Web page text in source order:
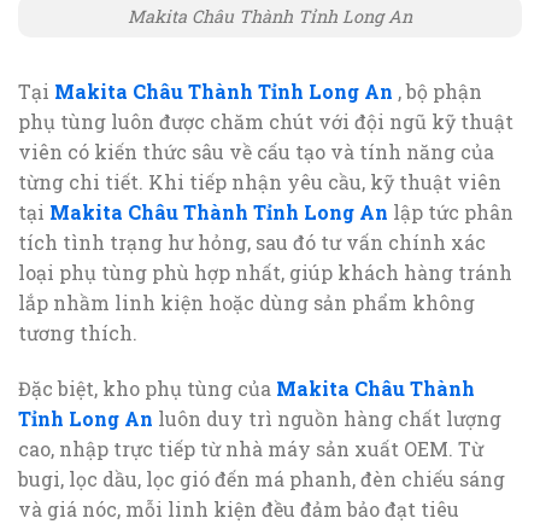
Makita Châu Thành Tỉnh Long An
Tại Makita Châu Thành Tỉnh Long An , bộ phận
phụ tùng luôn được chăm chút với đội ngũ kỹ thuật
viên có kiến thức sâu về cấu tạo và tính năng của
từng chi tiết. Khi tiếp nhận yêu cầu, kỹ thuật viên
tại Makita Châu Thành Tỉnh Long An lập tức phân
tích tình trạng hư hỏng, sau đó tư vấn chính xác
loại phụ tùng phù hợp nhất, giúp khách hàng tránh
lắp nhầm linh kiện hoặc dùng sản phẩm không
tương thích.
Đặc biệt, kho phụ tùng của Makita Châu Thành
Tỉnh Long An luôn duy trì nguồn hàng chất lượng
cao, nhập trực tiếp từ nhà máy sản xuất OEM. Từ
bugi, lọc dầu, lọc gió đến má phanh, đèn chiếu sáng
và giá nóc, mỗi linh kiện đều đảm bảo đạt tiêu